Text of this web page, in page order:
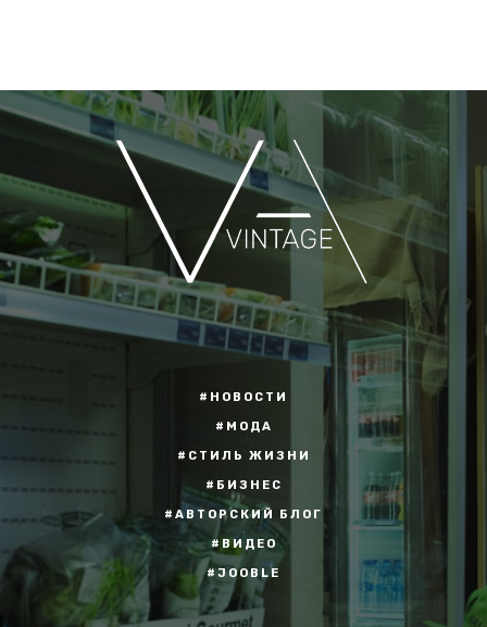
#НОВОСТИ
#МОДА
#СТИЛЬ ЖИЗНИ
#БИЗНЕС
#АВТОРСКИЙ БЛОГ
#ВИДЕО
#JOOBLE